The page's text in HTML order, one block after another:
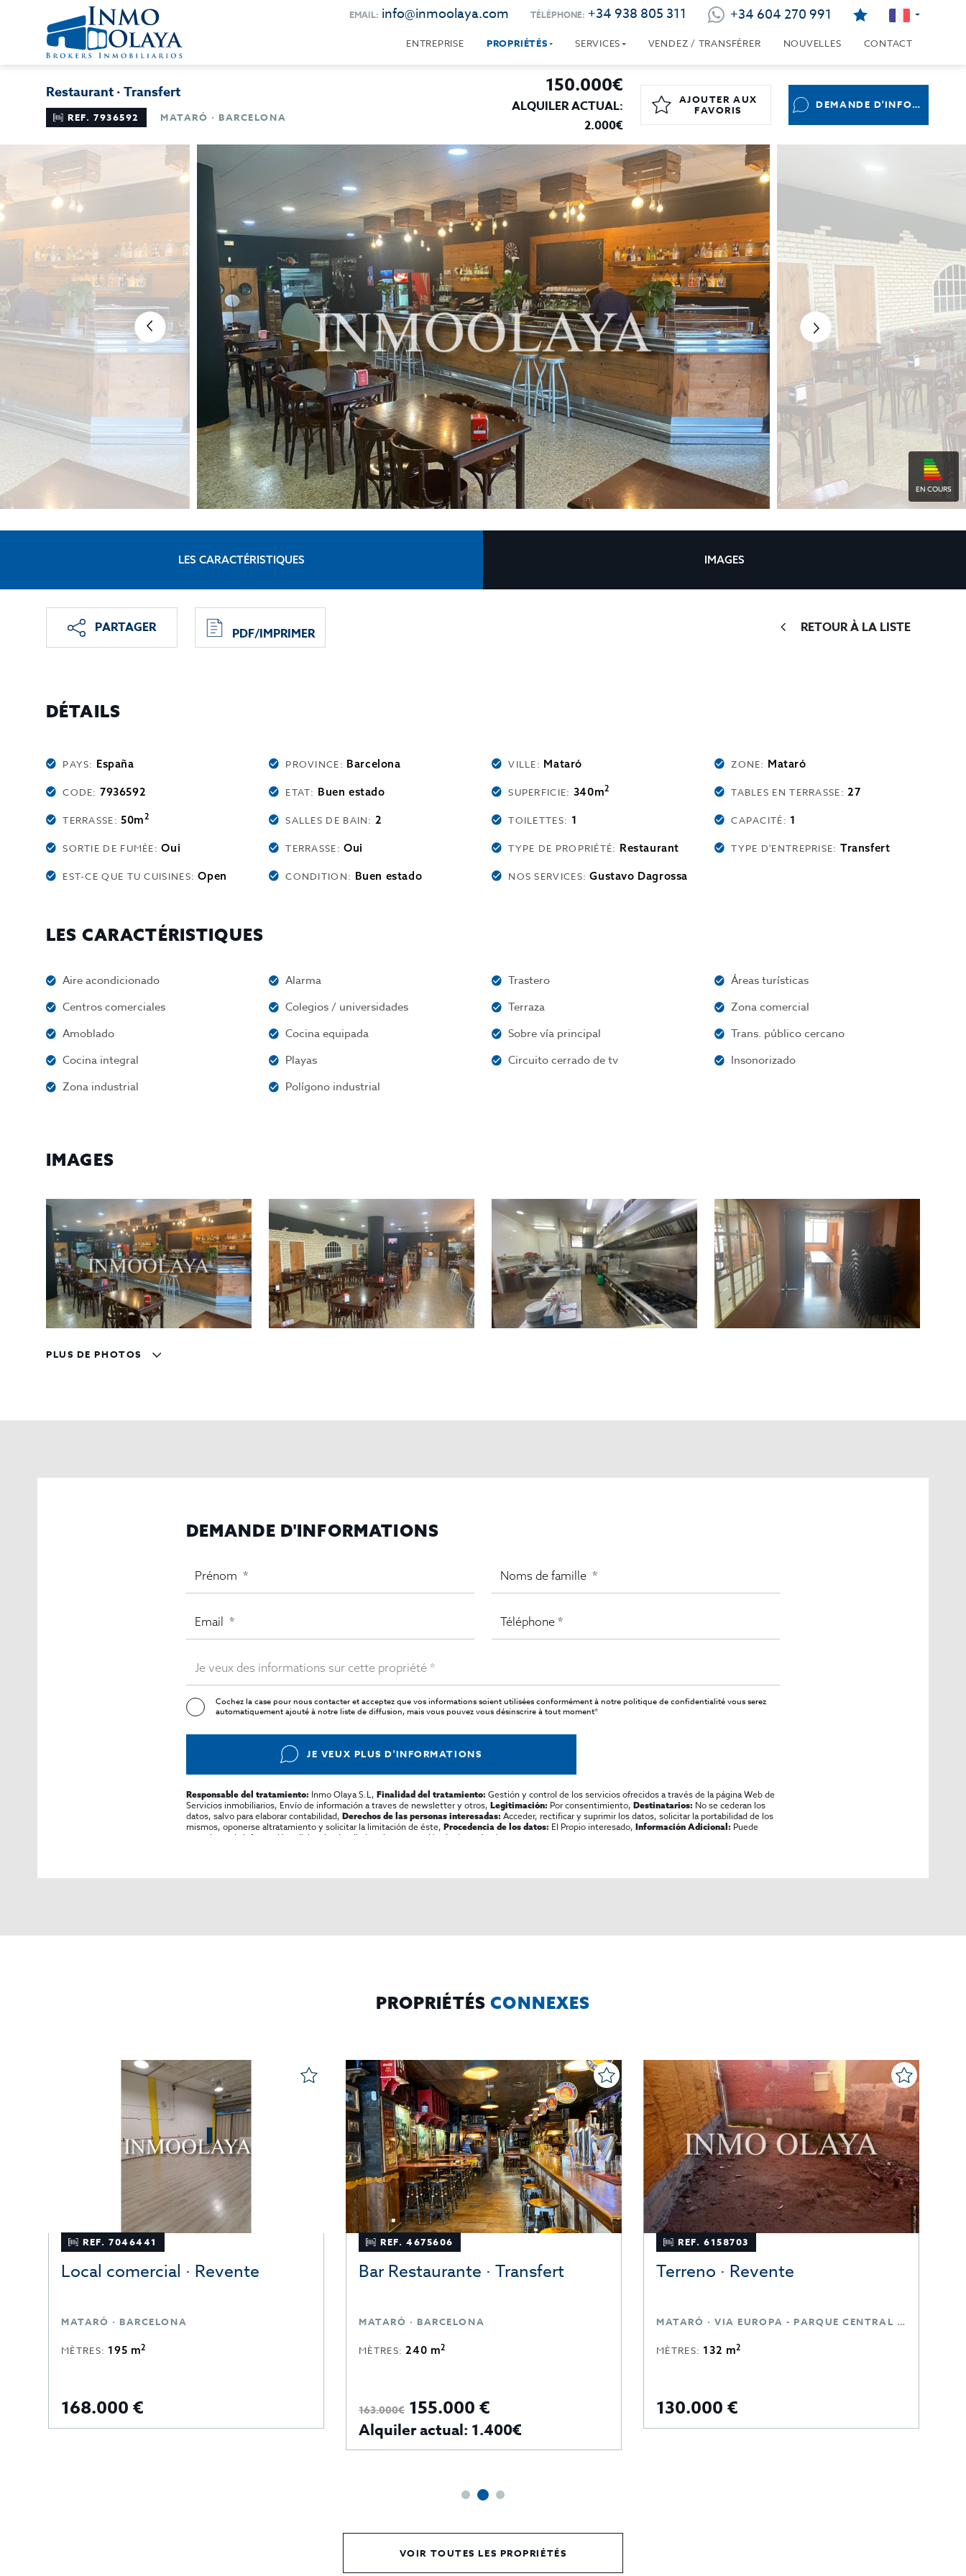
EMAIL: info@inmoolaya.com TÉLÉPHONE: +34 938 805 311 +34 604 270 991
ENTREPRISE PROPRIÉTÉS SERVICES VENDEZ / TRANSFÉRER NOUVELLES CONTACT
Restaurant · Transfert
REF. 7936592 MATARÓ · BARCELONA
150.000€
ALQUILER ACTUAL:
2.000€
AJOUTER AUX
FAVORIS
DEMANDE D'INFORMATIONS
EN COURS
LES CARACTÉRISTIQUES IMAGES
PARTAGER PDF/IMPRIMER RETOUR À LA LISTE
DÉTAILS
PAYS: España PROVINCE: Barcelona VILLE: Mataró ZONE: Mataró
CODE:7936592 ETAT: Buen estado SUPERFICIE: 340m2 TABLES EN TERRASSE:27
TERRASSE:50m2 SALLES DE BAIN:2 TOILETTES: 1 CAPACITÉ: 1
SORTIE DE FUMÉE:Oui TERRASSE:Oui TYPE DE PROPRIÉTÉ: Restaurant TYPE D'ENTREPRISE: Transfert
EST-CE QUE TU CUISINES:Open CONDITION: Buen estado NOS SERVICES:Gustavo Dagrossa
LES CARACTÉRISTIQUES
Aire acondicionado Alarma Trastero
Áreas turísticas
Centros comerciales
Colegios / universidades Terraza
Zona comercial
Amoblado
Cocina equipada Sobre vía principal
Trans. público cercano
Cocina integral
Playas Circuito cerrado de tv
Insonorizado
Zona industrial
Polígono industrial
IMAGES
PLUS DE PHOTOS
DEMANDE D'INFORMATIONS
Cochez la case pour nous contacter et acceptez que vos informations soient utilisées conformément à notrepolitique de confidentialitévous serez
automatiquement ajouté à notre liste de diffusion, mais vous pouvez vous désinscrire à tout moment*
JE VEUX PLUS D'INFORMATIONS
Responsable del tratamiento: Inmo Olaya S.L, Finalidad del tratamiento: Gestión y control de los servicios ofrecidos a través de la página Web de
Servicios inmobiliarios, Envío de información a traves de newsletter y otros, Legitimación: Por consentimiento, Destinatarios: No se cederan los
datos, salvo para elaborar contabilidad, Derechos de las personas interesadas: Acceder, rectificar y suprimir los datos, solicitar la portabilidad de los
mismos, oponerse altratamiento y solicitar la limitación de éste, Procedencia de los datos: El Propio interesado, Información Adicional: Puede
consultarse la información adicional y detallada sobre protección de datos
Aquí.
PROPRIÉTÉS CONNEXES
REF. 7046441
Local comercial · Revente
MATARÓ · BARCELONA
MÈTRES: 195 m2
168.000 €
REF. 4675606
Bar Restaurante · Transfert
MATARÓ · BARCELONA
MÈTRES:240 m2
163.000€ 155.000 €
Alquiler actual: 1.400€
REF. 6158703
Terreno · Revente
MATARÓ · VIA EUROPA - PARQUE CENTRAL · BARCELONA
MÈTRES: 132 m2
130.000 €
VOIR TOUTES LES PROPRIÉTÉS